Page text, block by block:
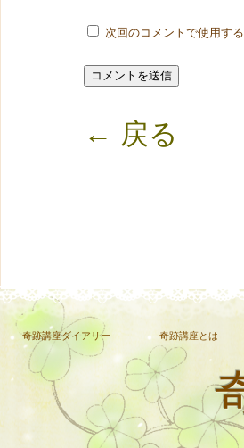
次回のコメントで使用す
← 戻る
奇跡講座ダイアリー 奇跡講座とは